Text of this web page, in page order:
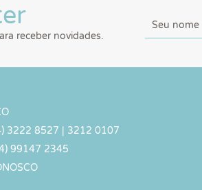
receber novidades.
3222 8527 | 3212 0107
99147 2345